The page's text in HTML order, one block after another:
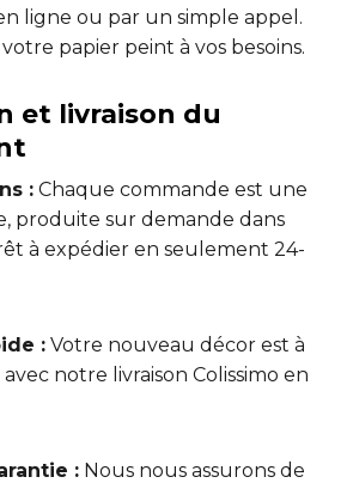
ligne ou par un simple appel.
papier peint à vos besoins.
et livraison du
: Chaque commande est une
produite sur demande dans
à expédier en seulement 24-
: Votre nouveau décor est à
notre livraison Colissimo en
: Nous nous assurons de